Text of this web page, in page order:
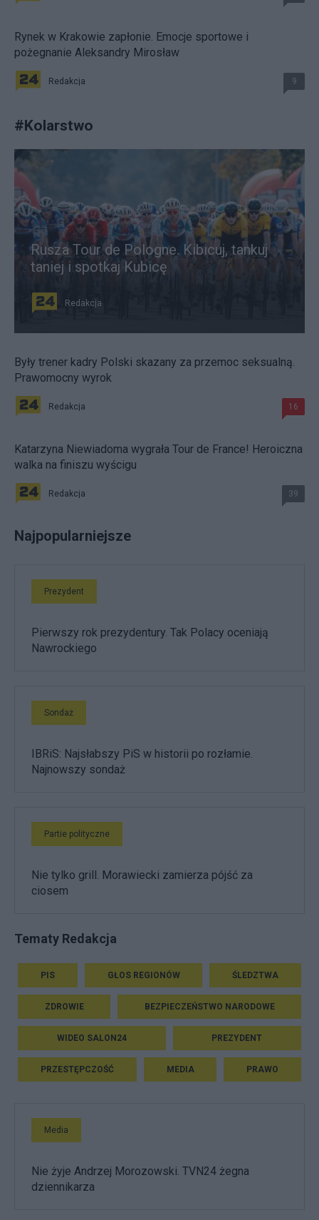
Rynek w Krakowie zapłonie. Emocje sportowe i
pożegnanie Aleksandry Mirosław
Redakcja 9
#Kolarstwo
Rusza Tour de Pologne. Kibicuj, tankuj
taniej i spotkaj Kubicę
Redakcja
Były trener kadry Polski skazany za przemoc seksualną.
Prawomocny wyrok
Redakcja 16
Katarzyna Niewiadoma wygrała Tour de France! Heroiczna
walka na finiszu wyścigu
Redakcja 39
Najpopularniejsze
Prezydent
Pierwszy rok prezydentury. Tak Polacy oceniają
Nawrockiego
Sondaż
IBRiS: Najsłabszy PiS w historii po rozłamie.
Najnowszy sondaż
Partie polityczne
Nie tylko grill. Morawiecki zamierza pójść za
ciosem
Tematy Redakcja
PIS GŁOS REGIONÓW ŚLEDZTWA
ZDROWIE BEZPIECZEŃSTWO NARODOWE
WIDEO SALON24 PREZYDENT
PRZESTĘPCZOŚĆ MEDIA PRAWO
Media
Nie żyje Andrzej Morozowski. TVN24 żegna
dziennikarza